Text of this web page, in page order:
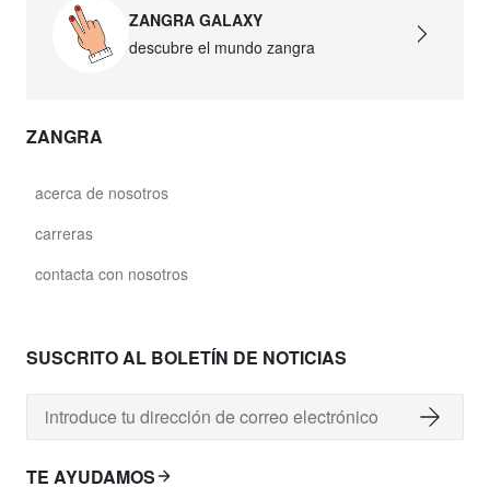
ZANGRA GALAXY
descubre el mundo zangra
ZANGRA
acerca de nosotros
carreras
contacta con nosotros
SUSCRITO AL BOLETÍN DE NOTICIAS
TE AYUDAMOS